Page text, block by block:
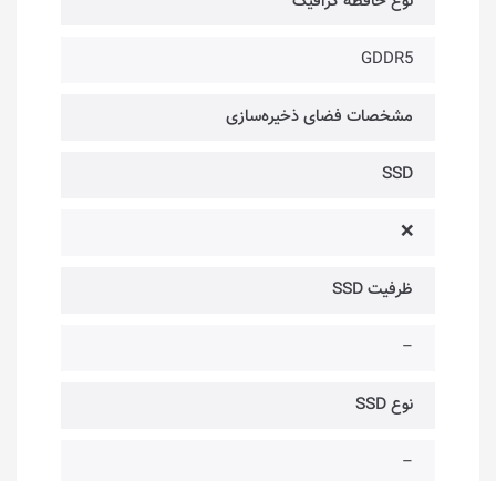
GDDR5
مشخصات فضای ذخیره‌سازی
SSD
❌
ظرفیت SSD
–
نوع SSD
–